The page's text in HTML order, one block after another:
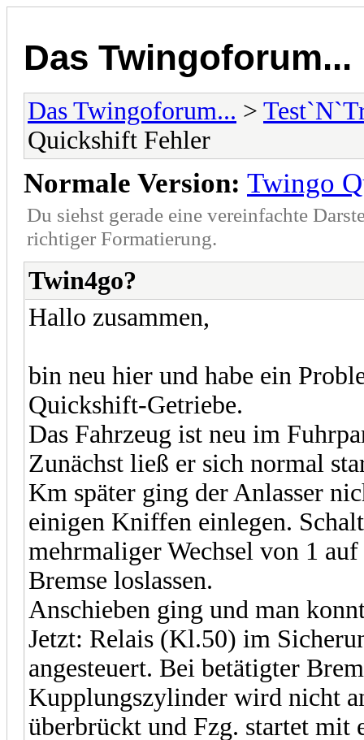
Das Twingoforum...
Das Twingoforum... >
Quickshift Fehler
Normale Version: Twingo
Du siehst gerade eine vereinfachte
richtiger Formatierung.
Twin4go?
Hallo zusammen,
bin neu hier und habe ein
Quickshift-Getriebe.
Das Fahrzeug ist neu im
Zunächst ließ er sich normal
Km später ging der Anlasser
einigen Kniffen einlegen.
mehrmaliger Wechsel von 1
Bremse loslassen.
Anschieben ging und man
Jetzt: Relais (Kl.50) im
angesteuert. Bei betätigter
Kupplungszylinder wird nicht
überbrückt und Fzg. startet mit